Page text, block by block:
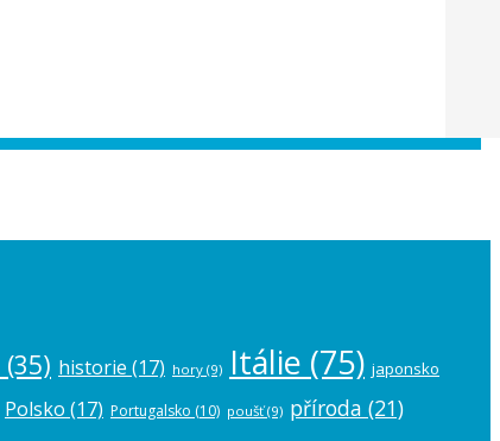
(35) historie (17) hory (9) Itálie (75) japonsko
Polsko (17) Portugalsko (10) poušť(9) příroda (21)